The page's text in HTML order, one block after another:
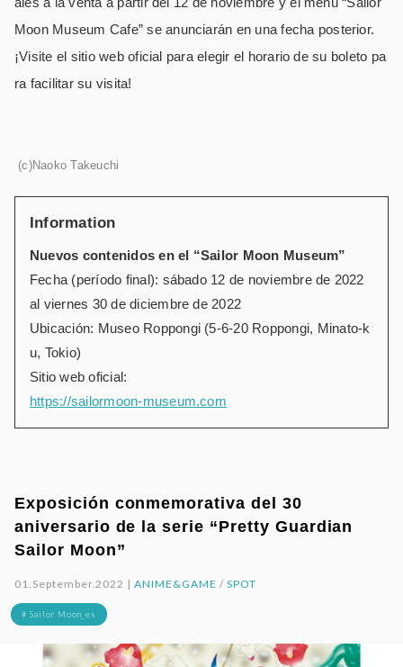
Moon Museum Cafe” se anunciarán en una fecha posterior.
¡Visite el sitio web oficial para elegir el horario de su boleto pa
ra facilitar su visita!
(c)Naoko Takeuchi
Information
Nuevos contenidos en el “Sailor Moon Museum”
Fecha (período final): sábado 12 de noviembre de 2022
al viernes 30 de diciembre de 2022
Ubicación: Museo Roppongi (5-6-20 Roppongi, Minato-k
u, Tokio)
Sitio web oficial:
https://sailormoon-museum.com
Exposición conmemorativa del 30
aniversario de la serie “Pretty Guardian
Sailor Moon”
01.September.2022 |ANIME&GAME / SPOT
# Sailor Moon_es